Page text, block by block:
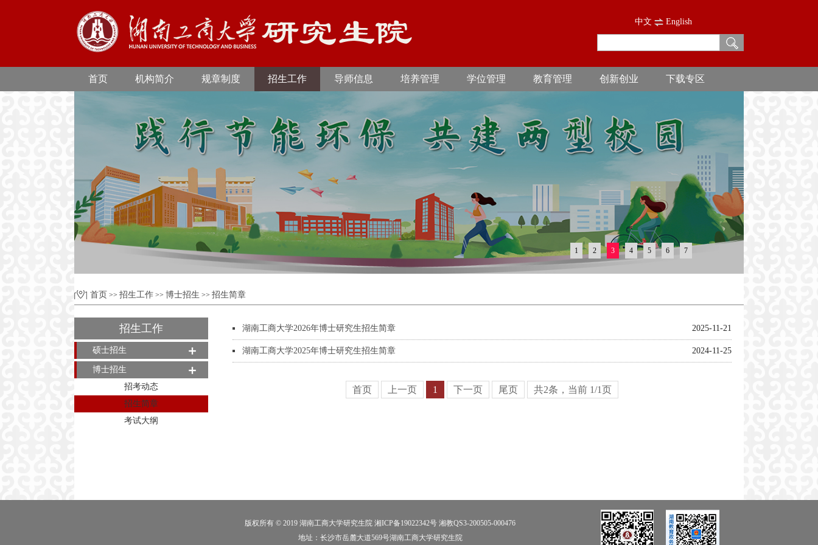
中文 English
首页 机构简介 规章制度 招生工作 导师信息 培养管理 学位管理 教育管理 创新创业 下载专区
1 2 3 4 5 6 7
首页 >> 招生工作 >> 博士招生 >> 招生简章
招生工作
硕士招生
博士招生
招考动态
招生简章
考试大纲
湖南工商大学2026年博士研究生招生简章 2025-11-21
湖南工商大学2025年博士研究生招生简章 2024-11-25
首页 上一页 1 下一页 尾页 共2条，当前 1/1页
版权所有 © 2019 湖南工商大学研究生院 湘ICP备19022342号 湘教QS3-200505-000476
地址：长沙市岳麓大道569号湖南工商大学研究生院